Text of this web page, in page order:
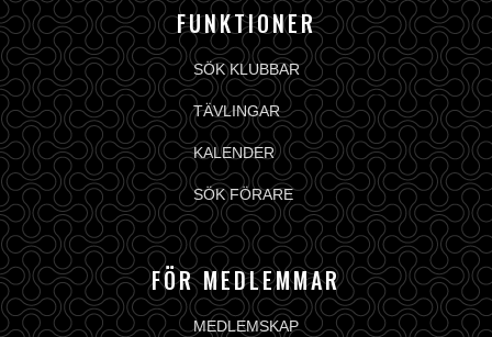
FUNKTIONER
SÖK KLUBBAR
TÄVLINGAR
KALENDER
SÖK FÖRARE
FÖR MEDLEMMAR
MEDLEMSKAP